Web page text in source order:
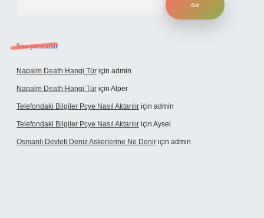
Son yorumlar
Napalm Death Hangi Tür için admin
Napalm Death Hangi Tür için Alper
Telefondaki Bilgiler Pcye Nasıl Aktarılır için admin
Telefondaki Bilgiler Pcye Nasıl Aktarılır için Aysel
Osmanlı Devleti Deniz Askerlerine Ne Denir için admin